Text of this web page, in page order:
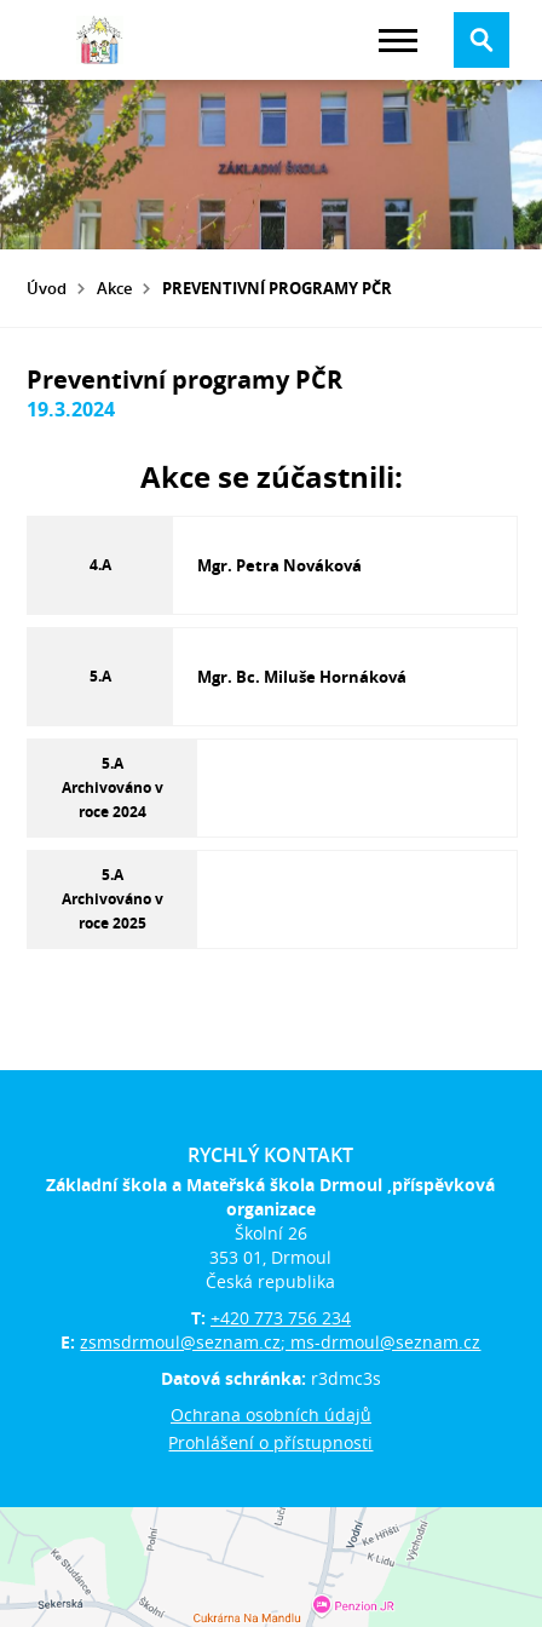
Úvod Akce PREVENTIVNÍ PROGRAMY PČR
Preventivní programy PČR
19.3.2024
Akce se zúčastnili:
4.A Mgr. Petra Nováková
5.A Mgr. Bc. Miluše Hornáková
5.A
Archivováno v
roce 2024
5.A
Archivováno v
roce 2025
RYCHLÝ KONTAKT
Základní škola a Mateřská škola Drmoul ,příspěvková
organizace
Školní 26
353 01, Drmoul
Česká republika
T: +420 773 756 234
E:zsmsdrmoul@seznam.cz; ms-drmoul@seznam.cz
Datová schránka: r3dmc3s
Ochrana osobních údajů
Prohlášení o přístupnosti